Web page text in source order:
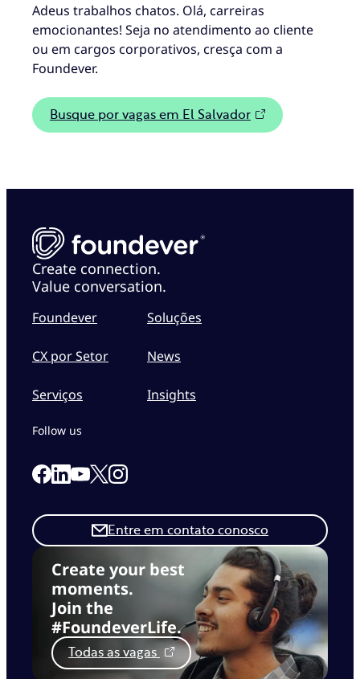
Adeus trabalhos chatos. Olá, carreiras
emocionantes! Seja no atendimento ao cliente
ou em cargos corporativos, cresça com a
Foundever.
Busque por vagas em El Salvador
Create connection.
Value conversation.
Foundever
CX por Setor
Serviços
Soluções
News
Insights
Create your best
moments.
Join the
#FoundeverLife.
Todas as vagas
Entre em contato conosco
Follow us
Link to our Facebook page
Link to our Linkedin page
Link to our Youtube page
Link to our X page
Link to our Instagram page